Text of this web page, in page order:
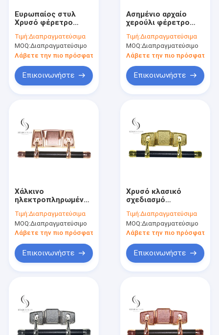
Σχετικά με εμάς
Ευρωπαίος στυλ
Χρυσό φέρετρο
γυαλισμένο υψηλής
αντοχής
προσαρμοσμένο SW-
FG
Τιμή:Διαπραγματεύσιμα
MOQ:Διαπραγματεύσιμο
Λάβετε την πιο πρόσφατη τιμή
Επικοινωνήστε
Ασημένιο αρχαίο
χερούλι φέρετρο
ανύψωση 500kg
φέρετρο hardware
SW-F
Τιμή:Διαπραγματεύσιμα
MOQ:Διαπραγματεύσιμο
Λάβετε την πιο πρόσφατη
Επικοινωνήστε
Χάλκινο
ηλεκτροπληρωμένο
στύλο υψηλής
αντοχής Σύνολο
μικρού στύλου
Τιμή:Διαπραγματεύσιμα
MOQ:Διαπραγματεύσιμο
Λάβετε την πιο πρόσφατη τιμή
Επικοινωνήστε
Χρυσό κλασικό
σχεδιασμό
βαρύ ανυψωτικό
φέρετρο κιτ υλικού
PP Panel SW-E
Τιμή:Διαπραγματεύσιμα
MOQ:Διαπραγματεύσιμο
Λάβετε την πιο πρόσφατη
Επικοινωνήστε